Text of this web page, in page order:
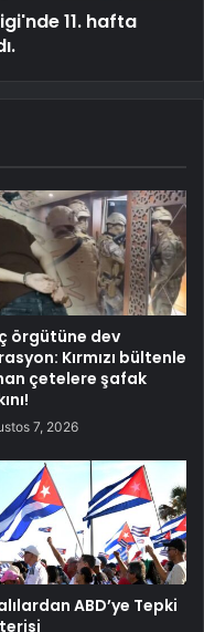
11. hafta
örgütüne dev
Kırmızı bültenle
çetelere şafak
7, 2026
ABD’ye Tepki